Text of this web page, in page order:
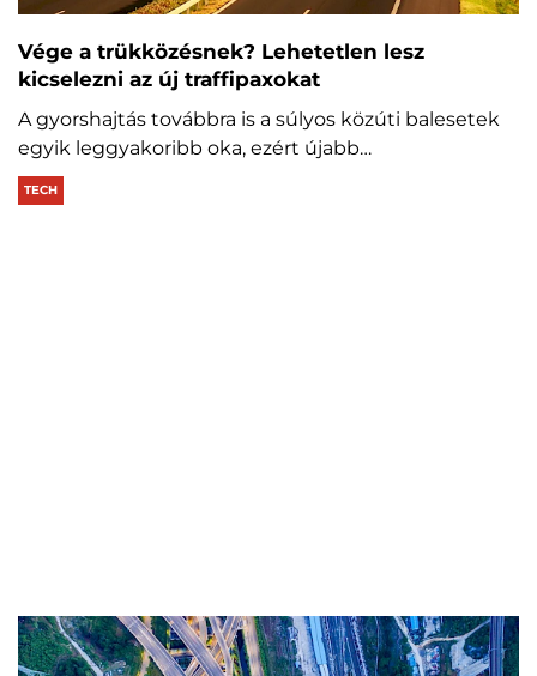
Vége a trükközésnek? Lehetetlen lesz
kicselezni az új traffipaxokat
A gyorshajtás továbbra is a súlyos közúti balesetek
egyik leggyakoribb oka, ezért újabb…
TECH